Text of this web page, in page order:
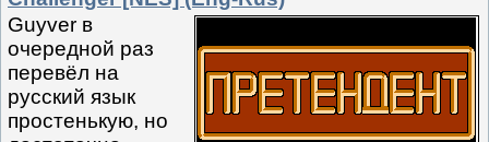
Guyver в
очередной раз
перевёл на
русский язык
простенькую, но